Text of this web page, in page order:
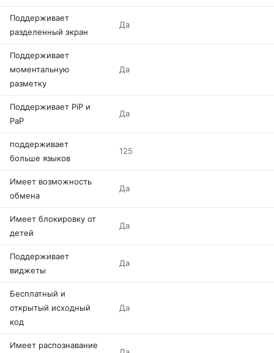
Поддерживает
разделенный экран
Да
Поддерживает
моментальную
разметку
Да
Поддерживает PiP и
PaP
Да
поддерживает
больше языков
125
Имеет возможность
обмена
Да
Имеет блокировку от
детей
Да
Поддерживает
виджеты
Да
Бесплатный и
открытый исходный
код
Да
Имеет распознавание